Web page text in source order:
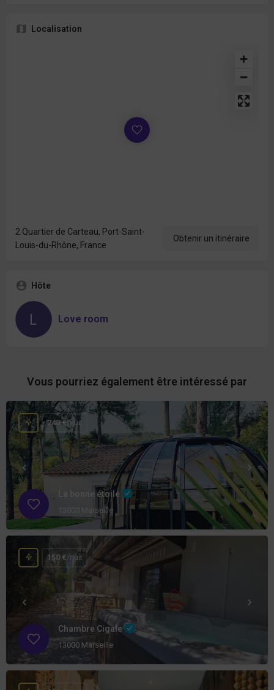
Localisation
2 Quartier de Carteau, Port-Saint-
Louis-du-Rhône, France
Obtenir un itinéraire
Hôte
Love room
Vous pourriez également être intéressé par
La bonne étoile
13000 Marseille
240 €/nuit
Chambre Cigale
13000 Marseille
150 €/nuit